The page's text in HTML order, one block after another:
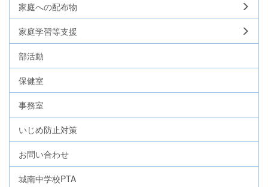
家庭への配布物
家庭学習等支援
部活動
保健室
事務室
いじめ防止対策
お問い合わせ
城南中学校PTA